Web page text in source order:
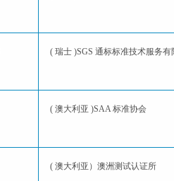
( 瑞士 )SGS 通标标准技术服务有
( 澳大利亚 )SAA 标准协会
( 澳大利亚）澳洲测试认证所